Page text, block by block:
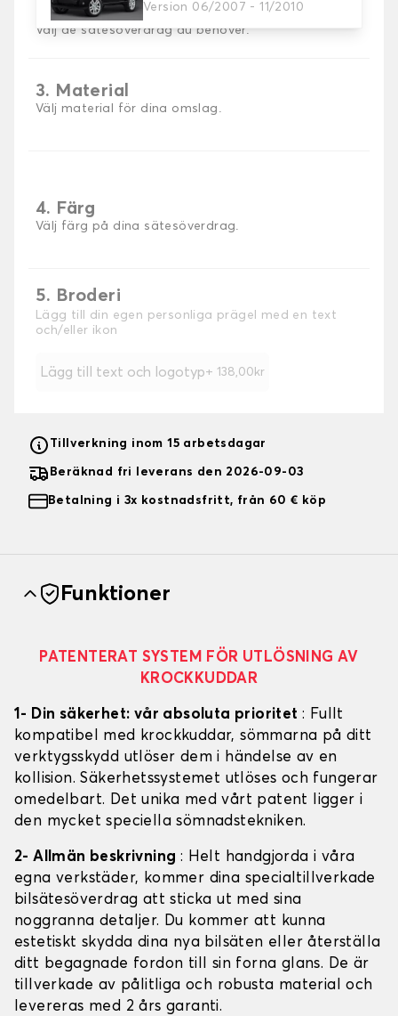
Version 06/2007 - 11/2010
2. Val av spel
Välj de sätesöverdrag du behöver.
3. Material
Välj material för dina omslag.
4. Färg
Välj färg på dina sätesöverdrag.
5. Broderi
Lägg till din egen personliga prägel med en text
och/eller ikon
Lägg till text och logotyp + 138,00kr
Tillverkning inom 15 arbetsdagar
Beräknad fri leverans den 2026-09-03
Betalning i 3x kostnadsfritt, från 60 € köp
Funktioner
PATENTERAT SYSTEM FÖR UTLÖSNING AV
KROCKKUDDAR
1- Din säkerhet: vår absoluta prioritet : Fullt
kompatibel med krockkuddar, sömmarna på ditt
verktygsskydd utlöser dem i händelse av en
kollision. Säkerhetssystemet utlöses och fungerar
omedelbart. Det unika med vårt patent ligger i
den mycket speciella sömnadstekniken.
2- Allmän beskrivning : Helt handgjorda i våra
egna verkstäder, kommer dina specialtillverkade
bilsätesöverdrag att sticka ut med sina
noggranna detaljer. Du kommer att kunna
estetiskt skydda dina nya bilsäten eller återställa
ditt begagnade fordon till sin forna glans. De är
tillverkade av pålitliga och robusta material och
levereras med 2 års garanti.